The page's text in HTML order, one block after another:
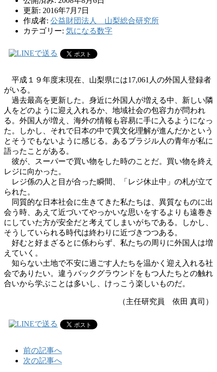
更新: 2016年7月7日
作成者: 公益財団法人 山梨総合研究所
カテゴリー: 気になる数字
平成１９年度末現在、山梨県には17,061人の外国人登録者
がいる。
過去最高を更新した。身近に外国人が増える中、新しい隣
人をどのように迎え入れるか、地域社会の包容力が問われ
る。外国人が増え、海外の情報も容易に手に入るようになっ
た。しかし、それで日本の中で異文化理解が進んだかという
とそうでもないように感じる。あるブラジル人の青年が私に
語ったことがある。
彼が、スーパーで買い物をした時のことだ。買い物を終え
レジに向かった。
レジ係の人と目が合った瞬間、「レジ休止中」の札が立て
られた。
同質的な日本社会に生きてきた私たちは、異質なものに出
会う時、あえて近づいてやっかいな思いをするよりも遠巻き
にしていた方が安全だと考えてしまいがちである。しかし、
そうしていられる時代は終わりに近づきつつある。
好むと好まざるとに係わらず、私たちの周りに外国人は増
えていく。
知らない土地で不安に過ごす人たちを温かく迎え入れる社
会でありたい。違うバックグラウンドをもつ人たちとの触れ
合いから学ぶことは多いし、けっこう楽しいものだ。
（主任研究員 依田 真司）
前の記事へ
次の記事へ